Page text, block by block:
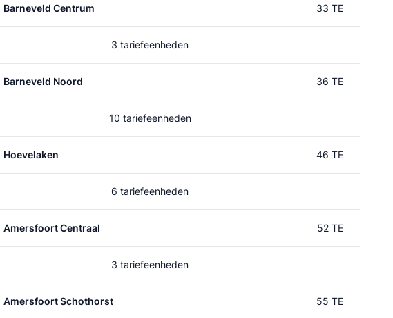
Barneveld Centrum 33 TE
3 tariefeenheden
Barneveld Noord 36 TE
10 tariefeenheden
Hoevelaken 46 TE
6 tariefeenheden
Amersfoort Centraal 52 TE
3 tariefeenheden
Amersfoort Schothorst 55 TE